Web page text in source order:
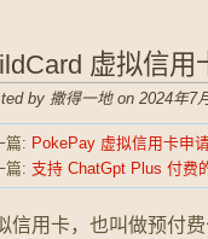
虚拟信用
by 撒得一地 on 2024年7
篇: PokePay 虚拟信用卡申
篇: 支持 ChatGpt Plus 付费
信用卡，也叫做预付